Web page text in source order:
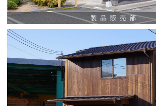
Mail
info@miyashita-